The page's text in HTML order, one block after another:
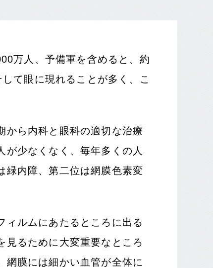
万人、予備軍を含めると、約
て眼に現れることが多く、こ
から内科と眼科の適切な治療
少なくなく、毎年多くの人
緑内障、第二位は網膜色素変
ィルムにあたるところに出る
見るために大変重要なところ
網膜には細かい血管が全体に